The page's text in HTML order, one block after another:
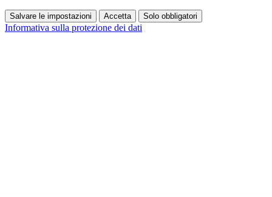
Salvare le impostazioni Accetta Solo obbligatori
Informativa sulla protezione dei dati